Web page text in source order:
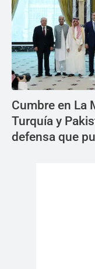
Cumbre en La
Turquía y
defensa que